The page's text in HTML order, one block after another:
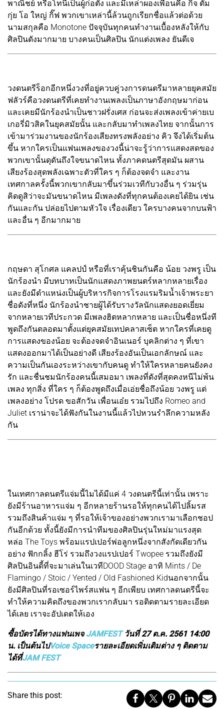
พาณิชย์ หรือโทนี่เป็นผู้ก่อตั้ง และมีเหล่าผองเพื่อนคือ กิจ ตั้ม
กุ่ย โอ ใหญ่ กิ๊ฟ พวกเขาเหล่านี้ล้วนถูกเรียกชื่อแล้วต่อด้วย
นามสกุลคือ Monotone ปัจจุบันทุกคนทำงานเบื้องหลังให้กับ
ศิลปินดังมากมาย บางคนเป็นศิลปิน นักแต่งเพลง ยันดีเจ
วงดนตรีร็อกอีกหนึ่งวงที่อยู่ควบคู่วงการดนตรีมาหลายยุคสมัย
ฟลัวร์คือวงดนตรีที่เคยทำงานเพลงเป็นภาษาอังกฤษมาก่อน
และเคยมีนักร้องนำเป็นชาวฝรั่งเศส ก่อนจะส่งเพลงเข้าค่ายเบ
เกอรี่มิวสิคในยุคสมัยนั้น และกลับมาทำเพลงไทย จากนั้นการ
เข้ามาร่วมงานของนักร้องเสียงทรงพลังอย่าง คิว จึงได้เริ่มต้น
ขึ้น หากใครเป็นแฟนเพลงของวงนี้น่าจะรู้ว่าการแสดงสดของ
พวกเขานั้นดุดันถึงใจขนาดไหน ทั้งภาคดนตรีสุดมัน ผสาน
เสียงร้องสุดพลังเฉพาะตัวที่ใคร ๆ ก็ต้องจดจำ และงาน
เทศกาลครั้งนี้พวกเขากลับมาขึ้นร่วมเวทีกับวงอื่น ๆ ร่วมรุ่น
คิดดูสิว่าจะมันขนาดไหน มีเพลงดังที่ทุกคนต้องเคยได้ยิน เช่น
กันและกัน ปล่อยไปตามหัวใจ เรื่องเดียว ใครบางคนจากบนฟ้า
และอื่น ๆ อีกมากมาย
กฤษดา สุโกศล แคลปป์ หรือที่เราคุ้นชินกันคือ น้อย วงพรู เป็น
นักร้องนำ มีบทบาทเป็นนักแสดงภาพยนตร์หลากหลายเรื่อง
และยังมีตำแหน่งเป็นผู้บริหารกิจการโรงแรมริมน้ำเจ้าพระยา
ชื่อดังที่หนึ่ง นักร้องนำชายผู้ได้รับรางวัลนักแสดงยอดเยี่ยม
จากหลายเวทีประกวด มีเพลงฮิตหลากหลาย และเป็นชื่อหนึ่งที
พูดถึงกันตลอดมาตั้งแต่ยุคสมัยเทปคลาสเซ็ต หากใครที่เคยดู
การแสดงของน้อย จะต้องจดจำอินเนอร์ บุคลิกต่าง ๆ ที่เขา
แสดงออกมาได้เป็นอย่างดี เสียงร้องอันเป็นเอกลักษณ์ และ
ความเป็นกันเองระหว่างเขากับคนดู ทำให้ใครหลายคนยังคง
รัก และชื่นชมนักร้องคนนี้เสมอมา เพลงที่ดังที่สุดคงหนีไม่พ้น
เพลง ทุกสิ่ง ที่ใคร ๆ ก็ต้องพูดถึงเมื่อเอ่ยชื่อถึงน้อย วงพรู แต่
เพลงอย่าง โปรด ขอสักวัน เพื่อนเอ๋ย รวมไปถึง Romeo and
Juliet เราน่าจะได้ฟังกันในงานนี้แล้วไปหวนรำลึกความหลัง
กัน
ในเทศกาลดนตรีแจ่มนี้ไมได้มีแค่ 4 วงดนตรีนี้เท่านั้น เพราะ
ยังมีร้านอาหารแจ่ม ๆ อีกหลายร้านรอให้ทุกคนได้ไปลิ้มรส
รวมถึงสินค้าแจ่ม ๆ ที่รอให้เจ้าของอย่างพวกเรามาเลือกชอป
กันอีกด้วย ทั้งนี้ยังมีการนำทีมของศิลปินรุ่นใหม่มาแรงสุด
หล่อ The Toys พร้อมแรปเปอร์พ่อลูกหนึ่งจากสังกัดเดียวกัน
อย่าง ฟักกลิ้ง ฮีโร่ รวมถึงวงแรปเปอร์ Twopee รวมถึงยังมี
ศิลปินอินดี้ที่จะมาเล่นในเวทีDOOD Stage อาทิ Mints / De
Flamingo / Stoic / Yented / Old Fashioned Kidนอกจากนั้น
ยังมีศิลปินที่รอเซอร์ไพร์สแฟน ๆ อีกเพียบ เทศกาลดนตรีนี้จะ
ทำให้ความคิดถึงของพวกเรากลับมา รอติดตามรายละเอียด
ได้เลย เราจะอัปเดตให้เอง
ซื้อบัตรได้ทางแฟนเพจJAMFESTวันที่ 27 ต.ค. 2561 14:00
น. เป็นต้นไปVoice Spaceรายละเอียดเพิ่มเติมต่าง ๆ ติดตาม
ได้ที่JAM FEST
Share this post: